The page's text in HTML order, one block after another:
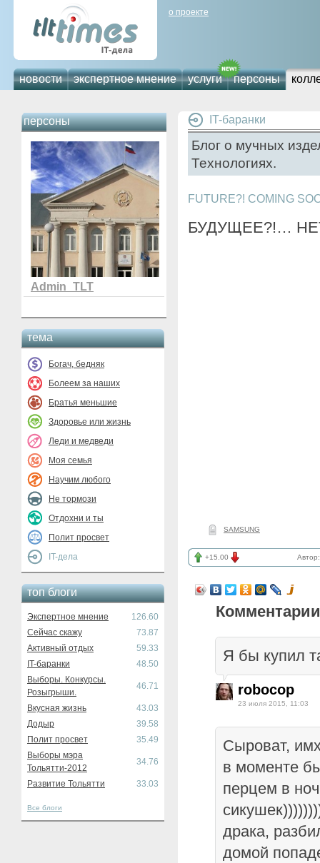
о проекте
новости экспертное мнение услуги персоны
персоны
Admin_TLT
тема
Богач, бедняк
Болеем за наших
Братья меньшие
Здоровье или жизнь
Леди и медведи
Моя семья
Научим любого
Не тормози
Отдохни и ты
Полит просвет
IT-дела
топ блоги
Экспертное мнение
126.60
Сейчас скажу
73.87
Активный отдых
59.33
IT-баранки
48.50
Выборы. Конкурсы.
Розыгрыши.
46.71
Вкусная жизнь
43.03
Додыр
39.58
Полит просвет
35.49
Выборы мэра
Тольятти-2012
34.76
Развитие Тольятти 33.03
Все блоги
IT-баранки
Блог о мучных
Технологиях.
FUTURE?! COMING
БУДУЩЕЕ?!…
SAMSUNG
+15.00
Я бы купил
robocop
23 июля 2015, 11:03
Сыроват,
в моменте
перцем в
драка,
домой